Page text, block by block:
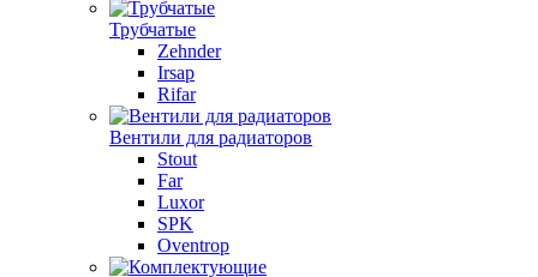
Трубчатые
Zehnder
Irsap
Rifar
Вентили для радиаторов
Stout
Far
Luxor
SPK
Oventrop